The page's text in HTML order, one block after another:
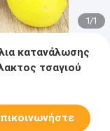
1/1
κατανάλωσης
τσαγιού